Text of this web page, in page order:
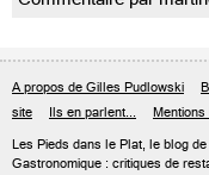
A propos de Gilles Pudlowski
site
Ils en parlent... Mentions
Les Pieds dans le Plat, le blog de
Gastronomique : critiques de